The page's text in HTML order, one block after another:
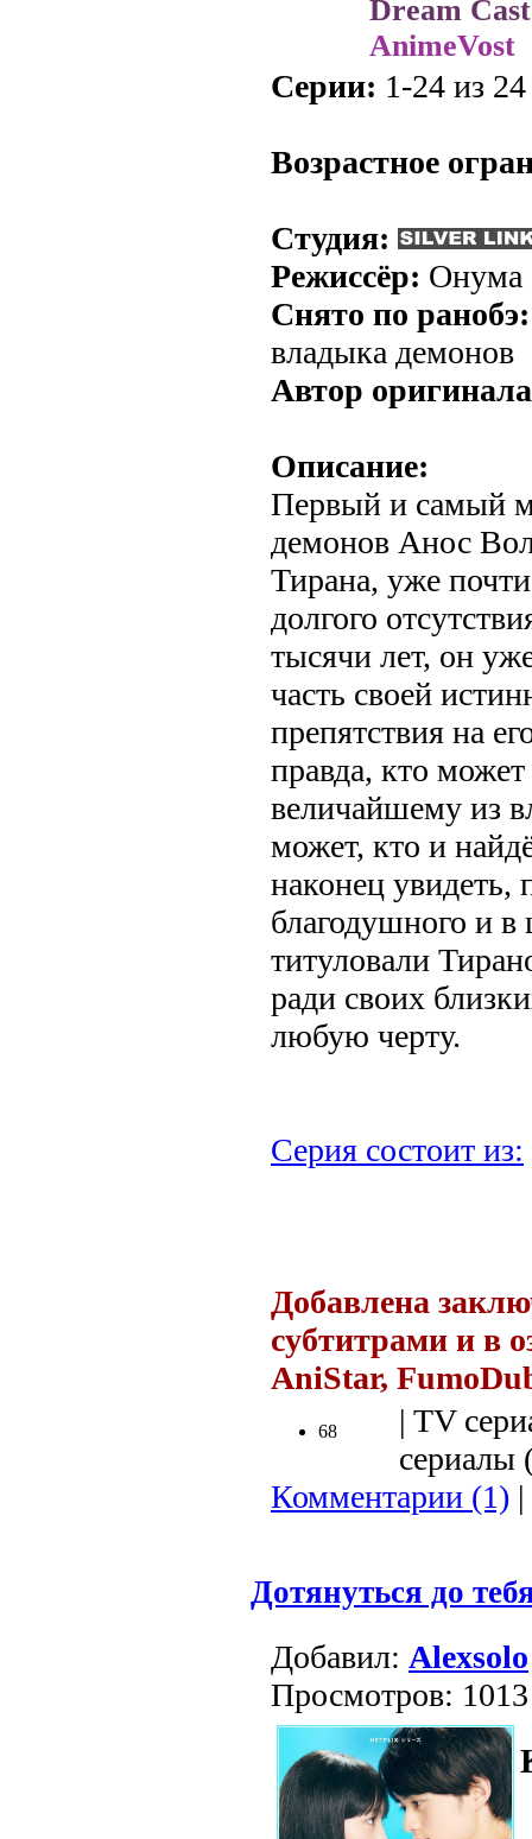
Dream Cast
AnimeVost
Серии: 1-24 из
Возрастное
Студия:
Режиссёр: Онума
Снято по ранобэ:
владыка демонов
Автор
Описание:
Первый и самый
демонов Анос
Тирана, уже
долгого
тысячи лет, он
часть своей
препятствия на
правда, кто
величайшему из
может, кто и
наконец увидеть,
благодушного и в
титуловали
ради своих
любую черту.
Серия состоит из:
Добавлена
субтитрами и в
AniStar,
68
| TV
сериалы
Комментарии (1) |
Дотянуться до
Добавил: Alexsolo
Просмотров: 1013